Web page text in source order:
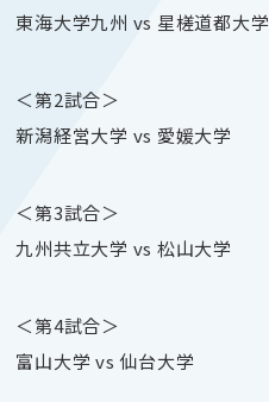
東海大学九州 vs 星槎道都大学
＜第2試合＞
新潟経営大学 vs 愛媛大学
＜第3試合＞
九州共立大学 vs 松山大学
＜第4試合＞
富山大学 vs 仙台大学